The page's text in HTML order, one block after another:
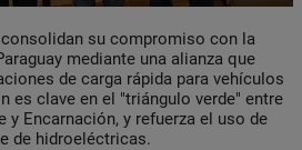
consolidan su compromiso con la
mediante una alianza que
de carga rápida para vehículos
es clave en el "triángulo verde" entre
y Encarnación, y refuerza el uso de
de hidroeléctricas.